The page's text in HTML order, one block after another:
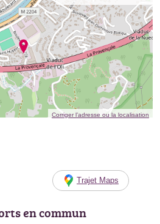
Corriger l’adresse ou la localisation
Trajet Maps
en commun